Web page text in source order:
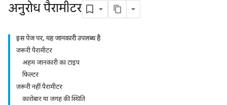
अनुरोध पैरामीटर
इस पेज पर, यह जानकारी उपलब्ध है
ज़रूरी पैरामीटर
अहम जानकारी का टाइप
फ़िल्टर
ज़रूरी नहीं पैरामीटर
कारोबार या जगह की स्थिति